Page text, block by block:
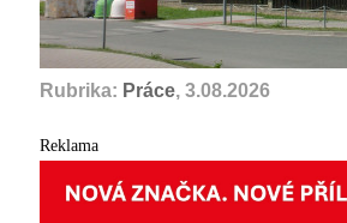
Rubrika: Práce, 3.08.2026
Reklama